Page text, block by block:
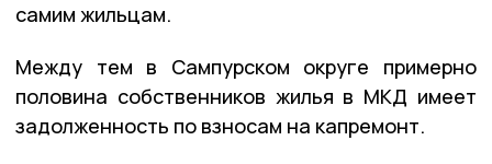
самим жильцам.
Между тем в Сампурском округе примерно
половина собственников жилья в МКД имеет
задолженность по взносам на капремонт.